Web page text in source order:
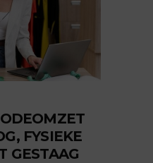
FYSIEKE
GESTAAG